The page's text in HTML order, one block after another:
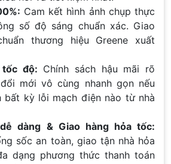
Cam kết hình ảnh chụp thực
số độ sáng chuẩn xác. Giao
thương hiệu Greene xuất
độ: Chính sách hậu mãi rõ
mới vô cùng nhanh gọn nếu
bất kỳ lỗi mạch điện nào từ nhà
dàng & Giao hàng hỏa tốc:
sốc an toàn, giao tận nhà hỏa
dạng phương thức thanh toán